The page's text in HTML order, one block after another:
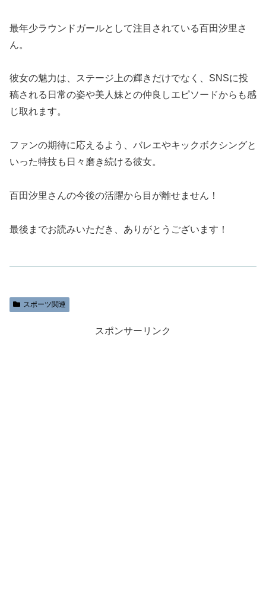
最年少ラウンドガールとして注目されている百田汐里さ
ん。
彼女の魅力は、ステージ上の輝きだけでなく、SNSに投
稿される日常の姿や美人妹との仲良しエピソードからも感
じ取れます。
ファンの期待に応えるよう、バレエやキックボクシングと
いった特技も日々磨き続ける彼女。
百田汐里さんの今後の活躍から目が離せません！
最後までお読みいただき、ありがとうございます！
スポーツ関連
スポンサーリンク